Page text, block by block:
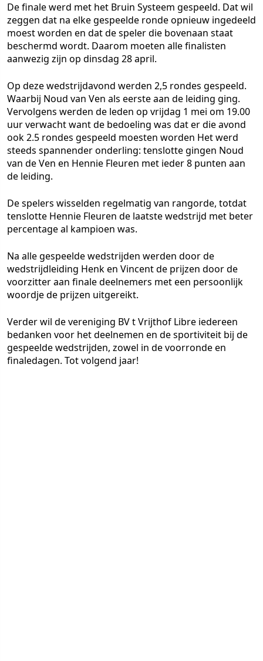
De finale werd met het Bruin Systeem gespeeld. Dat wil
zeggen dat na elke gespeelde ronde opnieuw ingedeeld
moest worden en dat de speler die bovenaan staat
beschermd wordt. Daarom moeten alle finalisten
aanwezig zijn op dinsdag 28 april.
Op deze wedstrijdavond werden 2,5 rondes gespeeld.
Waarbij Noud van Ven als eerste aan de leiding ging.
Vervolgens werden de leden op vrijdag 1 mei om 19.00
uur verwacht want de bedoeling was dat er die avond
ook 2.5 rondes gespeeld moesten worden Het werd
steeds spannender onderling: tenslotte gingen Noud
van de Ven en Hennie Fleuren met ieder 8 punten aan
de leiding.
De spelers wisselden regelmatig van rangorde, totdat
tenslotte Hennie Fleuren de laatste wedstrijd met beter
percentage al kampioen was.
Na alle gespeelde wedstrijden werden door de
wedstrijdleiding Henk en Vincent de prijzen door de
voorzitter aan finale deelnemers met een persoonlijk
woordje de prijzen uitgereikt.
Verder wil de vereniging BV t Vrijthof Libre iedereen
bedanken voor het deelnemen en de sportiviteit bij de
gespeelde wedstrijden, zowel in de voorronde en
finaledagen. Tot volgend jaar!